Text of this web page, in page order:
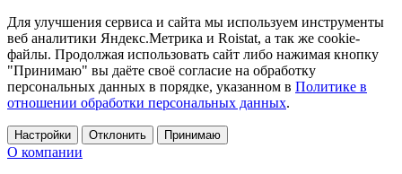
Для улучшения сервиса и сайта мы используем инструменты
веб аналитики Яндекс.Метрика и Roistat, а так же cookie-
файлы. Продолжая использовать сайт либо нажимая кнопку
"Принимаю" вы даёте своё согласие на обработку
персональных данных в порядке, указанном в Политике в
отношении обработки персональных данных.
Настройки Отклонить Принимаю
О компании